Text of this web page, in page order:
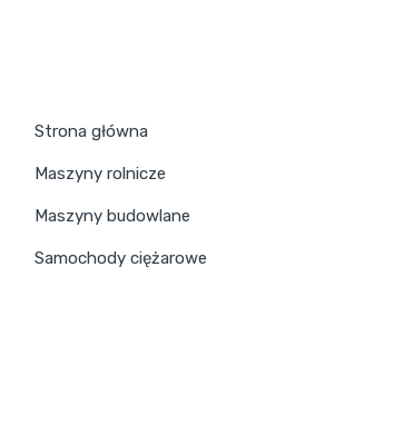
Strona główna
Maszyny rolnicze
Maszyny budowlane
Samochody ciężarowe